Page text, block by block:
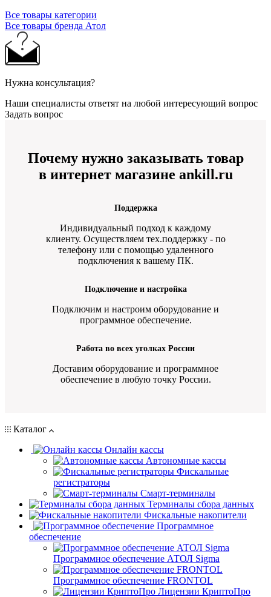
Все товары категории
Все товары бренда Атол
Нужна консультация?
Наши специалисты ответят на любой интересующий вопрос
Задать вопрос
Почему нужно заказывать товар
в интернет магазине ankill.ru
Поддержка
Индивидуальный подход к каждому
клиенту. Осуществляем тех.поддержку - по
телефону или с помощью удаленного
подключения к вашему ПК.
Подключение и настройка
Подключим и настроим оборудование и
программное обеспечение.
Работа во всех уголках России
Доставим оборудование и программное
обеспечение в любую точку России.
Каталог
Онлайн кассы
Автономные кассы
Фискальные
регистраторы
Смарт-терминалы
Терминалы сбора данных
Фискальные накопители
Программное
обеспечение
Программное обеспечение АТОЛ Sigma
Программное обеспечение FRONTOL
Лицензии КриптоПро